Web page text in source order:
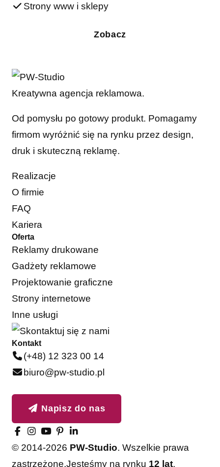
Strony www i sklepy
Zobacz
Kreatywna agencja reklamowa.
Od pomysłu po gotowy produkt. Pomagamy
firmom wyróżnić się na rynku przez design,
druk i skuteczną reklamę.
Realizacje
O firmie
FAQ
Kariera
Oferta
Reklamy drukowane
Gadżety reklamowe
Projektowanie graficzne
Strony internetowe
Inne usługi
Kontakt
(+48) 12 323 00 14
biuro@pw-studio.pl
Napisz do nas
© 2014-2026 PW-Studio. Wszelkie prawa
zastrzeżone.Jesteśmy na rynku 12 lat,